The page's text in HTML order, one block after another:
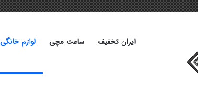
ایران تخفیف ساعت مچی لوازم خانگی